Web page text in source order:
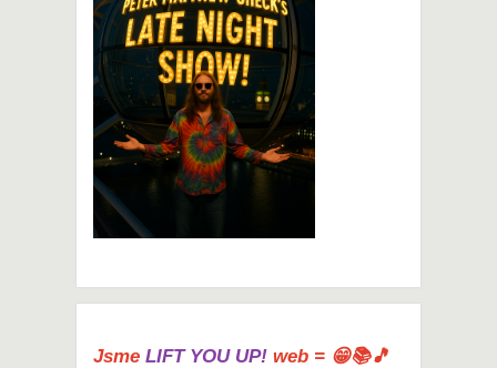
Jsme LIFT YOU UP! web = 😁📚🎵